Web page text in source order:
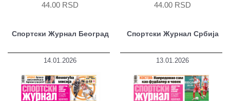
44.00 RSD 44.00 RSD
Спортски Журнал Београд
14.01.2026
Спортски Журнал Србија
13.01.2026